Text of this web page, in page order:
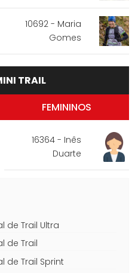
10692 - Maria
Gomes
TRAIL
FEMININOS
16364 - Inês
Duarte
de Trail Ultra
de Trail
de Trail Sprint